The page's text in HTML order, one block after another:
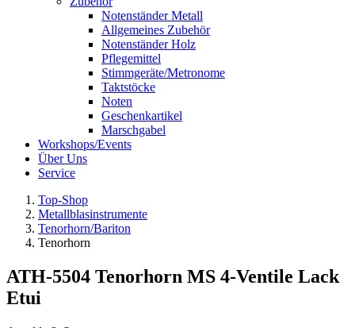
Notenständer Metall
Allgemeines Zubehör
Notenständer Holz
Pflegemittel
Stimmgeräte/Metronome
Taktstöcke
Noten
Geschenkartikel
Marschgabel
Workshops/Events
Über Uns
Service
Top-Shop
Metallblasinstrumente
Tenorhorn/Bariton
Tenorhorn
ATH-5504 Tenorhorn MS 4-Ventile Lack
Etui